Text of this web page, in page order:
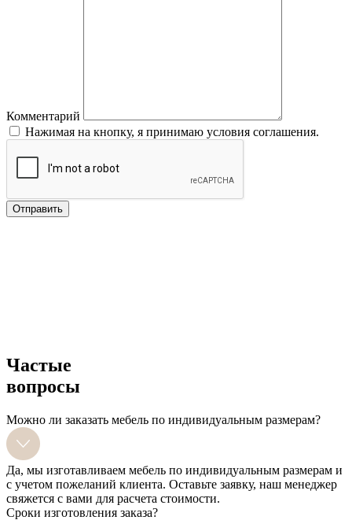
Комментарий
Нажимая на кнопку, я принимаю условия соглашения.
Частые
вопросы
Можно ли заказать мебель по индивидуальным размерам?
Да, мы изготавливаем мебель по индивидуальным размерам и
с учетом пожеланий клиента. Оставьте заявку, наш менеджер
свяжется с вами для расчета стоимости.
Сроки изготовления заказа?